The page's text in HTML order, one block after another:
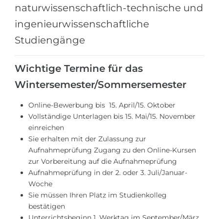
Städte
BERUFE
Berufe
Studienfächer
Beispiel-Stellenangebote
BERUFSORIENTIERUNG
Holland-Test
Interessenkarte-Test
RIASEC-Test
Erfolg
100%
Medizin
Ingenieurwesen
Physik
Management
Anderes Fach
BEWERBEN AUS …
Russland
Ukraine
Kasachstan
Aserbaidschan
Armenien
naturwissenschaftlich-technische und
ingenieurwissenschaftliche
Studiengänge
Wichtige Termine für das
Wintersemester/Sommersemester
Online-Bewerbung bis 15. April/15. Oktober
Vollständige Unterlagen bis 15. Mai/15. November
einreichen
Sie erhalten mit der Zulassung zur
Aufnahmeprüfung Zugang zu den Online-Kursen
zur Vorbereitung auf die Aufnahmeprüfung
Aufnahmeprüfung in der 2. oder 3. Juli/Januar-
Woche
Sie müssen Ihren Platz im Studienkolleg
bestätigen